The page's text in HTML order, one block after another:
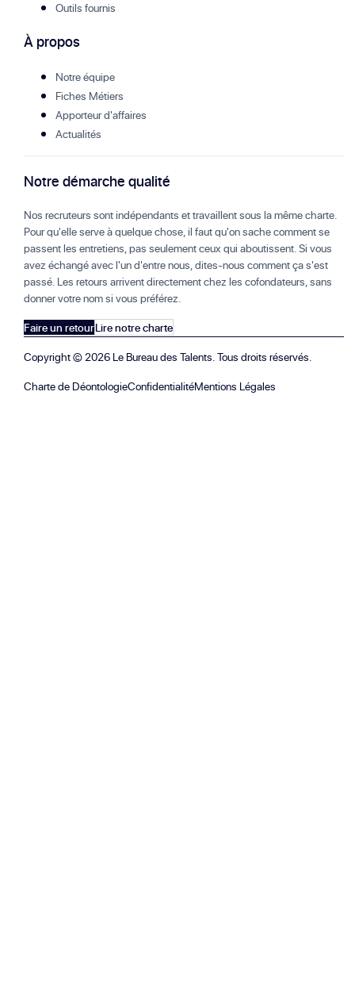
Outils fournis
À propos
Notre équipe
Fiches Métiers
Apporteur d'affaires
Actualités
Notre démarche qualité
Nos recruteurs sont indépendants et travaillent sous la même charte.
Pour qu'elle serve à quelque chose, il faut qu'on sache comment se
passent les entretiens, pas seulement ceux qui aboutissent. Si vous
avez échangé avec l'un d'entre nous, dites-nous comment ça s'est
passé. Les retours arrivent directement chez les cofondateurs, sans
donner votre nom si vous préférez.
Faire un retourLire notre charte
Copyright ©2026 Le Bureau des Talents. Tous droits réservés.
Charte de DéontologieConfidentialitéMentions Légales